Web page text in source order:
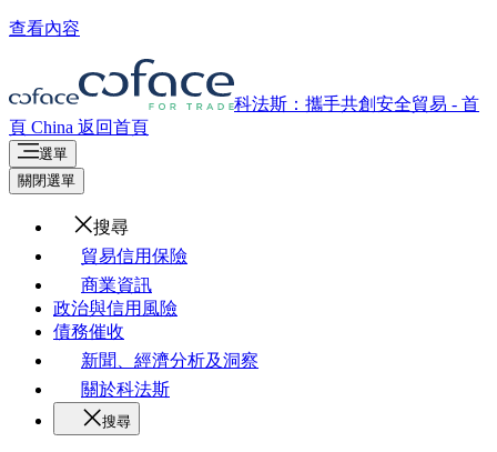
查看內容
科法斯：攜手共創安全貿易 - 首
頁 China 返回首頁
選單
關閉選單
搜尋
貿易信用保險
商業資訊
政治與信用風險
債務催收
新聞、經濟分析及洞察
關於科法斯
搜尋